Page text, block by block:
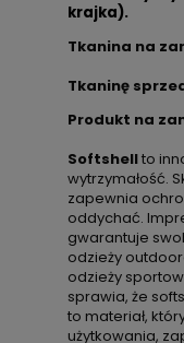
krajka).
Tkanina na
Tkaninę
Produkt na
Softshellto
wytrzymałość.
zapewnia
oddychać.
gwarantuje
odzieży
odzieży
sprawia, że
to materiał,
użytkowania,